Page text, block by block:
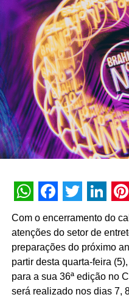
soma mais de 3 bilhões
primeiro semestre de
milhões de interações,
interna de 90% e índice
atendimentos.
Além da b.ia, o Meu
o E-agro — plataforma
rurais — e sistemas de
suportados porGenAI
que fornecem assessoria
A estratégia de
peças deOut of Home
influenciadores digitais,
banco na transformação
WhatsApp
Facebook
Twitter
Com o encerramento do
atenções do setor de
preparações do próximo
partir desta quarta-feira
para a sua 36ª edição no
será realizado nos dias 7,